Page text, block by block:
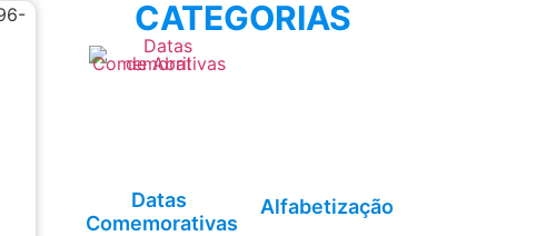
CATEGORIAS
Datas
Comemorativas
Alfabetização